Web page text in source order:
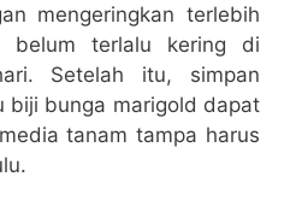
mengeringkan terlebih
belum terlalu kering di
Setelah itu, simpan
biji bunga marigold dapat
tanam tampa harus